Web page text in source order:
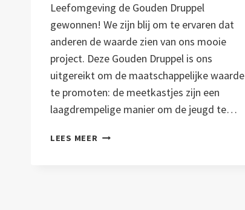
Leefomgeving de Gouden Druppel
gewonnen! We zijn blij om te ervaren dat
anderen de waarde zien van ons mooie
project. Deze Gouden Druppel is ons
uitgereikt om de maatschappelijke waarde
te promoten: de meetkastjes zijn een
laagdrempelige manier om de jeugd te…
LEES MEER GOUDEN